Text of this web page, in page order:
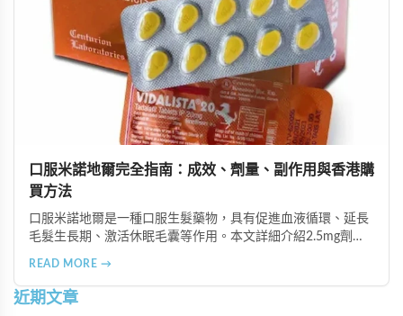
口服米諾地爾完全指南：成效、劑量、副作用與香港購
買方法
口服米諾地爾是一種口服生髮藥物，具有促進血液循環、延長
毛髮生長期、激活休眠毛囊等作用。本文詳細介紹2.5mg劑量
購買方法，並提供真實用戶經驗分享。
READ MORE →
近期文章